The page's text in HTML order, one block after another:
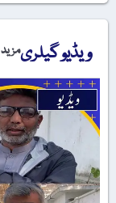
ویڈیو گیلریمزید